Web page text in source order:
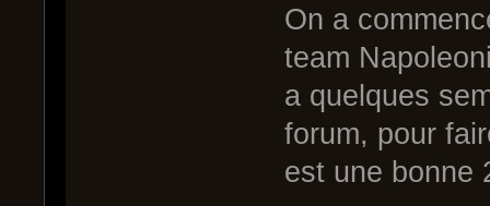
On a
team
a quelques
forum, pour
est une bonne